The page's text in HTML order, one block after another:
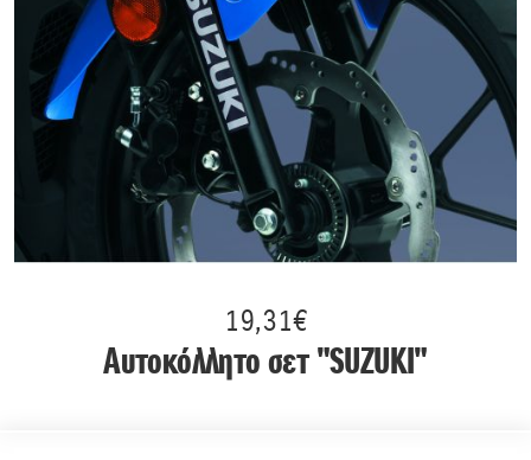
19,31€
Αυτοκόλλητο σετ "SUZUKI"